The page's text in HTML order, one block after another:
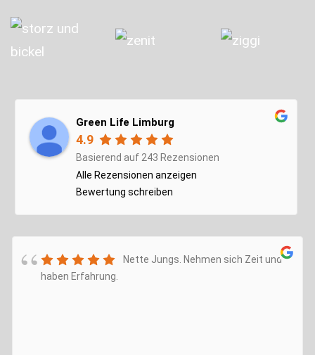
Green Life Limburg
4.9
Basierend auf 243 Rezensionen
Alle Rezensionen anzeigen
Bewertung schreiben
Nette Jungs. Nehmen sich Zeit und
haben Erfahrung.